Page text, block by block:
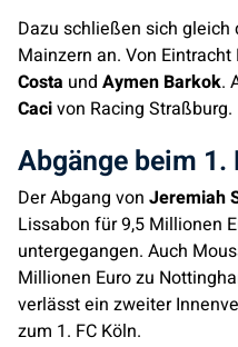
Dazu schließen sich
Mainzern an. Von
Costa und Aymen Barkok.
Cacivon Racing Straßburg.
Abgänge beim 1.
Der Abgang von Jeremiah
Lissabon für 9,5 Millionen
untergegangen. Auch
Millionen Euro zu
verlässt ein zweiter
zum 1. FC Köln.